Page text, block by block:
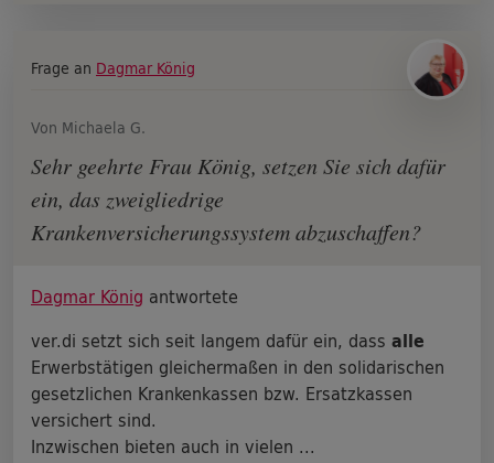
Frage an Dagmar König
Von Michaela G.
Sehr geehrte Frau König, setzen Sie sich dafür
ein, das zweigliedrige
Krankenversicherungssystem abzuschaffen?
Dagmar König antwortete
ver.di setzt sich seit langem dafür ein, dass alle
Erwerbstätigen gleichermaßen in den solidarischen
gesetzlichen Krankenkassen bzw. Ersatzkassen
versichert sind.
Inzwischen bieten auch in vielen ...